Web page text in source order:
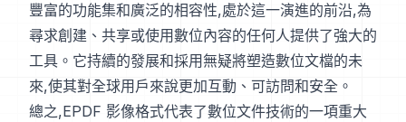
豐富的功能集和廣泛的相容性,處於這一演進的前沿,為
尋求創建、共享或使用數位內容的任何人提供了強大的
工具。它持續的發展和採用無疑將塑造數位文檔的未
來,使其對全球用戶來說更加互動、可訪問和安全。
總之,EPDF 影像格式代表了數位文件技術的一項重大